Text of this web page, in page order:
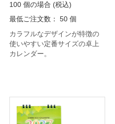
100 個の場合 (税込)
最低ご注文数： 50 個
カラフルなデザインが特徴の
使いやすい定番サイズの卓上
カレンダー。